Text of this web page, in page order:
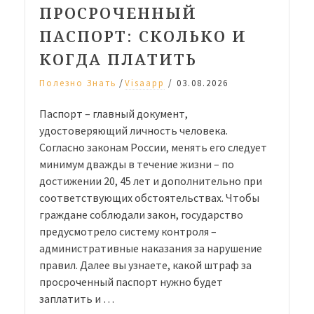
ПРОСРОЧЕННЫЙ
ПАСПОРТ: СКОЛЬКО И
КОГДА ПЛАТИТЬ
Полезно Знать /Visaapp / 03.08.2026
Паспорт – главный документ,
удостоверяющий личность человека.
Согласно законам России, менять его следует
минимум дважды в течение жизни – по
достижении 20, 45 лет и дополнительно при
соответствующих обстоятельствах. Чтобы
граждане соблюдали закон, государство
предусмотрело систему контроля –
административные наказания за нарушение
правил. Далее вы узнаете, какой штраф за
просроченный паспорт нужно будет
заплатить и …